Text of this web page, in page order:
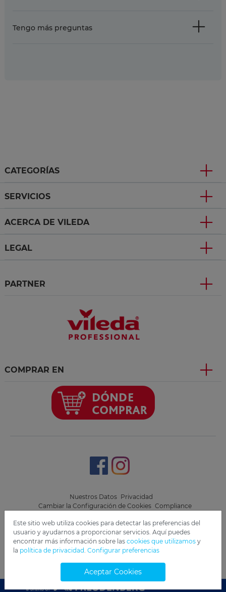
Tengo más preguntas
CATEGORÍAS
SERVICIOS
ACERCA DE VILEDA
LEGAL
PARTNER
COMPRAR EN
Copyright 2019 Freudenberg Home and Cleaning Solutions
GmbH.
Nuestros Datos Privacidad
Cambiar la Configuración de Cookies Compliance
.
Este sitio web utiliza cookies para detectar las preferencias del
usuario y ayudarnos a proporcionar servicios. Aquí puedes
encontrar más información sobre las cookies que utilizamos y
la política de privacidad. Configurar preferencias
Aceptar Cookies